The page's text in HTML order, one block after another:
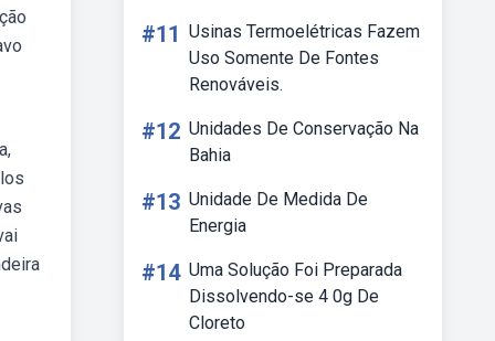
#11 Usinas Termoelétricas Fazem
Uso Somente De Fontes
Renováveis.
#12 Unidades De Conservação Na
Bahia
#13 Unidade De Medida De
Energia
#14 Uma Solução Foi Preparada
Dissolvendo-se 4 0g De
Cloreto